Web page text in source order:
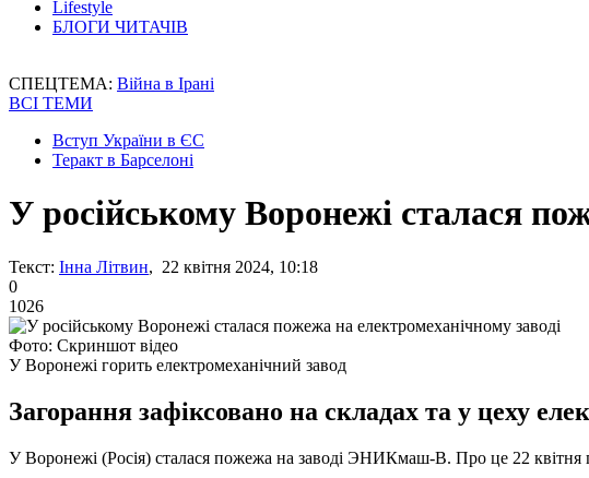
Lifestyle
БЛОГИ ЧИТАЧІВ
СПЕЦТЕМА: Війна в Ірані
ВСІ ТЕМИ
Вступ України в ЄС
Теракт в Барселоні
У російському Воронежі сталася
Текст: Інна Літвин, 22 квітня 2024, 10:18
0
1026
Фото: Скриншот відео
У Воронежі горить електромеханічний завод
Загорання зафіксовано на складах та у цеху
У Воронежі (Росія) сталася пожежа на заводі ЭНИКмаш-В. Про це 22 квітня